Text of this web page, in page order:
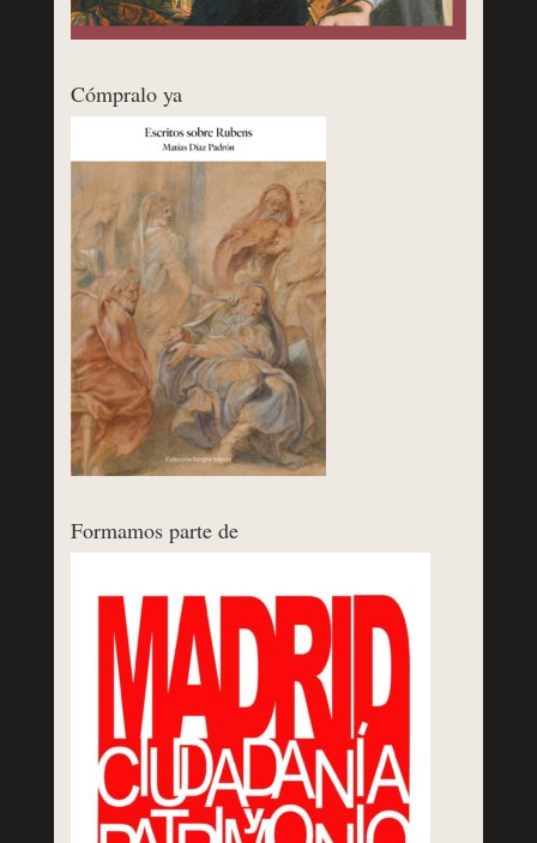
Cómpralo ya
Formamos parte de